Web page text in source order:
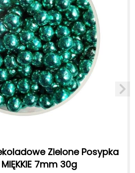
Perełki Perły Czekoladowe
Posypka Crispy MIĘKKIE